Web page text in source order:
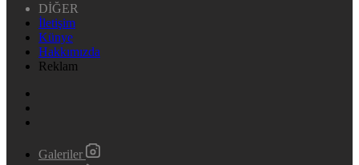
DİĞER
İletişim
Künye
Hakkımızda
Reklam
Galeriler